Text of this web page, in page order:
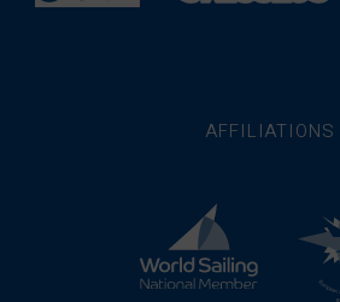
AFFILIATIONS